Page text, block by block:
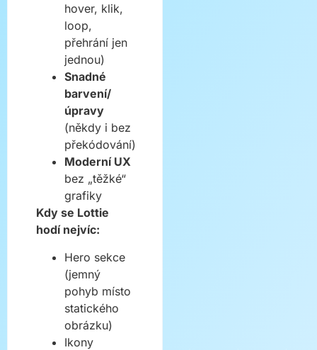
hover, klik,
loop,
přehrání jen
jednou)
Snadné
barvení/
úpravy
(někdy i bez
překódování)
Moderní UX
bez „těžké“
grafiky
Kdy se Lottie
hodí nejvíc:
Hero sekce
(jemný
pohyb místo
statického
obrázku)
Ikony